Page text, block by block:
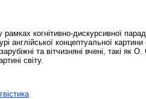
когнітивно-дискурсивної
англійської концептуальної
та вітчизняні вчені, такі як
світу.